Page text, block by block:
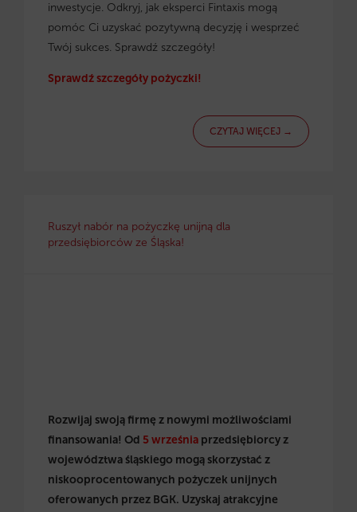
inwestycje. Odkryj, jak eksperci Fintaxis mogą
pomóc Ci uzyskać pozytywną decyzję i wesprzeć
Twój sukces. Sprawdź szczegóły!
Sprawdź szczegóły pożyczki!
CZYTAJ WIĘCEJ →
Ruszył nabór na pożyczkę unijną dla
przedsiębiorców ze Śląska!
Rozwijaj swoją firmę z nowymi możliwościami
finansowania! Od 5 września przedsiębiorcy z
województwa śląskiego mogą skorzystać z
niskooprocentowanych pożyczek unijnych
oferowanych przez BGK. Uzyskaj atrakcyjne